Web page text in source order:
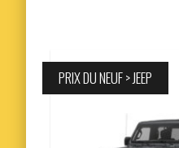
PRIX DU NEUF > JEEP